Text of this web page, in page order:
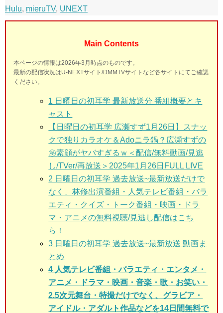
Hulu, mieruTV, UNEXT
Main Contents
本ページの情報は2026年3月時点のものです。
最新の配信状況はU-NEXTサイト/DMMTVサイトなど各サイトにてご確認
ください。
1 日曜日の初耳学 最新放送分 番組概要とキ
ャスト
【日曜日の初耳学 広瀬すず1月26日】スナッ
クで独りカラオケ＆Adoニラ鍋？広瀬すずの
㊙素顔がヤバすぎるｗ＜配信/無料動画/見逃
し/TVer/再放送＞2025年1月26日FULL LIVE
2 日曜日の初耳学 過去放送~最新放送だけで
なく、林修出演番組・人気テレビ番組・バラ
エティ・クイズ・トーク番組・映画・ドラ
マ・アニメの無料視聴/見逃し配信はこち
ら！
3 日曜日の初耳学 過去放送~最新放送 動画ま
とめ
4 人気テレビ番組・バラエティ・エンタメ・
アニメ・ドラマ・映画・音楽・歌・お笑い・
2.5次元舞台・特撮だけでなく、グラビア・
アイドル・アダルト作品などを14日間無料で